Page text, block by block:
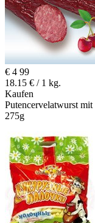
€ 4 99
18.15 € / 1 kg.
Kaufen
Putencervelatwurst
275g